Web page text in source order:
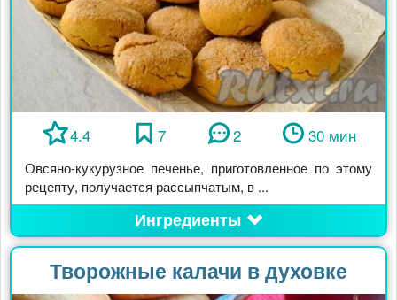
4.4 7 2 30 мин
Овсяно-кукурузное печенье, приготовленное по этому
рецепту, получается рассыпчатым, в ...
Ингредиенты
Творожные калачи в духовке